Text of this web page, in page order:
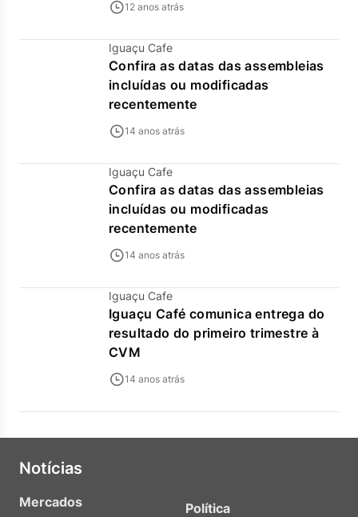
12 anos atrás
Iguaçu Cafe
Confira as datas das assembleias
incluídas ou modificadas
recentemente
14 anos atrás
Iguaçu Cafe
Confira as datas das assembleias
incluídas ou modificadas
recentemente
14 anos atrás
Iguaçu Cafe
Iguaçu Café comunica entrega do
resultado do primeiro trimestre à
CVM
14 anos atrás
Notícias
Mercados
Política